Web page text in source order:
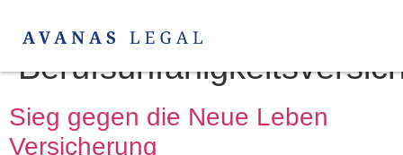
Schlagwort:
Sieg gegen die Neue Leben
Versicherung